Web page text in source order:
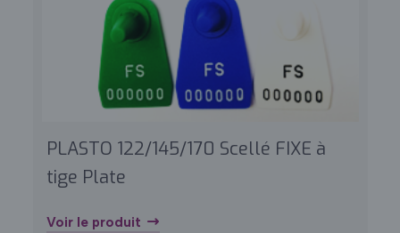
PLASTO 122/145/170 Scellé FIXE à
tige Plate
Voir le produit